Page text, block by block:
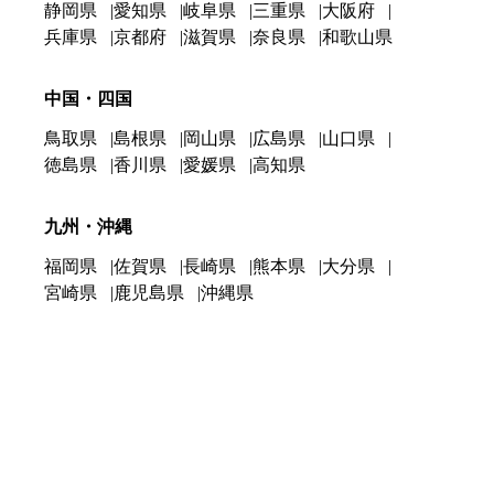
静岡県 愛知県 岐阜県 三重県
大阪府
兵庫県
京都府 滋賀県 奈良県 和歌山県
中国・四国
鳥取県 島根県 岡山県 広島県
山口県
徳島県
香川県 愛媛県 高知県
九州・沖縄
福岡県 佐賀県 長崎県 熊本県
大分県
宮崎県
鹿児島県 沖縄県